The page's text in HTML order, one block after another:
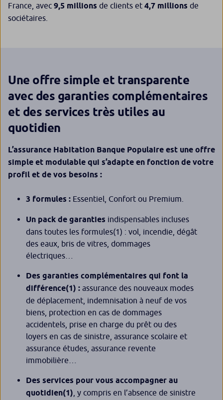
France, avec 9,5 millions de clients et 4,7 millions de
sociétaires.
Une offre simple et transparente
avec des garanties complémentaires
et des services très utiles au
quotidien
L’assurance Habitation Banque Populaire est une offre
simple et modulable qui s’adapte en fonction de votre
profil et de vos besoins :
3 formules : Essentiel, Confort ou Premium.
Un pack de garanties indispensables incluses
dans toutes les formules(1) : vol, incendie, dégât
des eaux, bris de vitres, dommages
électriques…
Des garanties complémentaires qui font la
différence(1) : assurance des nouveaux modes
de déplacement, indemnisation à neuf de vos
biens, protection en cas de dommages
accidentels, prise en charge du prêt ou des
loyers en cas de sinistre, assurance scolaire et
assurance études, assurance revente
immobilière…
Des services pour vous accompagner au
quotidien(1) , y compris en l’absence de sinistre